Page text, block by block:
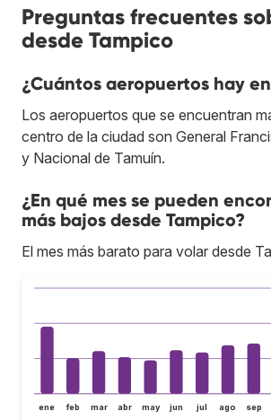
Preguntas frecuentes
desde Tampico
¿Cuántos aeropuertos hay
Los aeropuertos que se encuentran
centro de la ciudad son General
y Nacional de Tamuín.
¿En qué mes se pueden
más bajos desde Tampico?
El mes más barato para volar desde
ene feb mar abr may jun jul ago sep